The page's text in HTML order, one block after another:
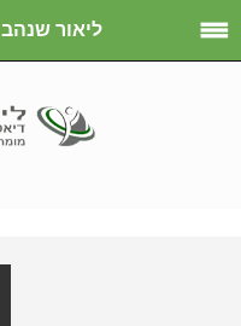
ליאור שנהב I דיאטן ספורט, ת...